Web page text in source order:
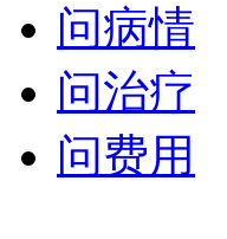
问病情
问治疗
问费用